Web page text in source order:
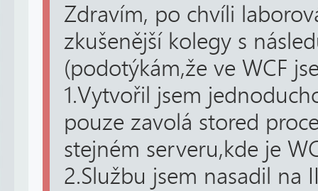
Zdravím, po chvíli
zkušenější kolegy s
(podotýkám,že ve WCF
1.Vytvořil jsem
pouze zavolá stored
stejném serveru,kde je
2.Službu jsem nasadil na